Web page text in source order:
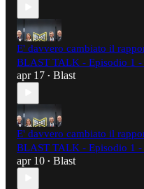
E' davvero cambiato il
BLAST TALK - Episodio 1 -
apr 17 • Blast
E' davvero cambiato il
BLAST TALK - Episodio 1 -
apr 10 • Blast